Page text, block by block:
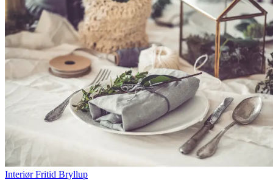
Åpningstider
Praktisk informasjon
Ledige stillinger
Magasin
Gavekort
Finn frem
Kundeklubb
Interiør Fritid Bryllup